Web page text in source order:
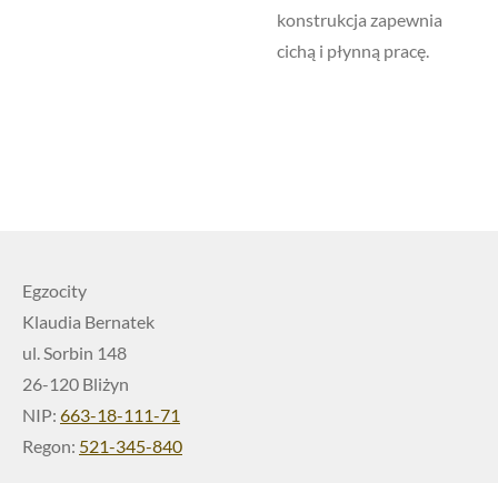
konstrukcja zapewnia
cichą i płynną pracę.
Egzocity
Klaudia Bernatek
ul. Sorbin 148
26-120 Bliżyn
NIP: 663-18-111-71
Regon: 521-345-840